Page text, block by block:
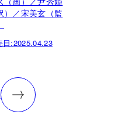
）／宋美玄（監
日:2025.04.23